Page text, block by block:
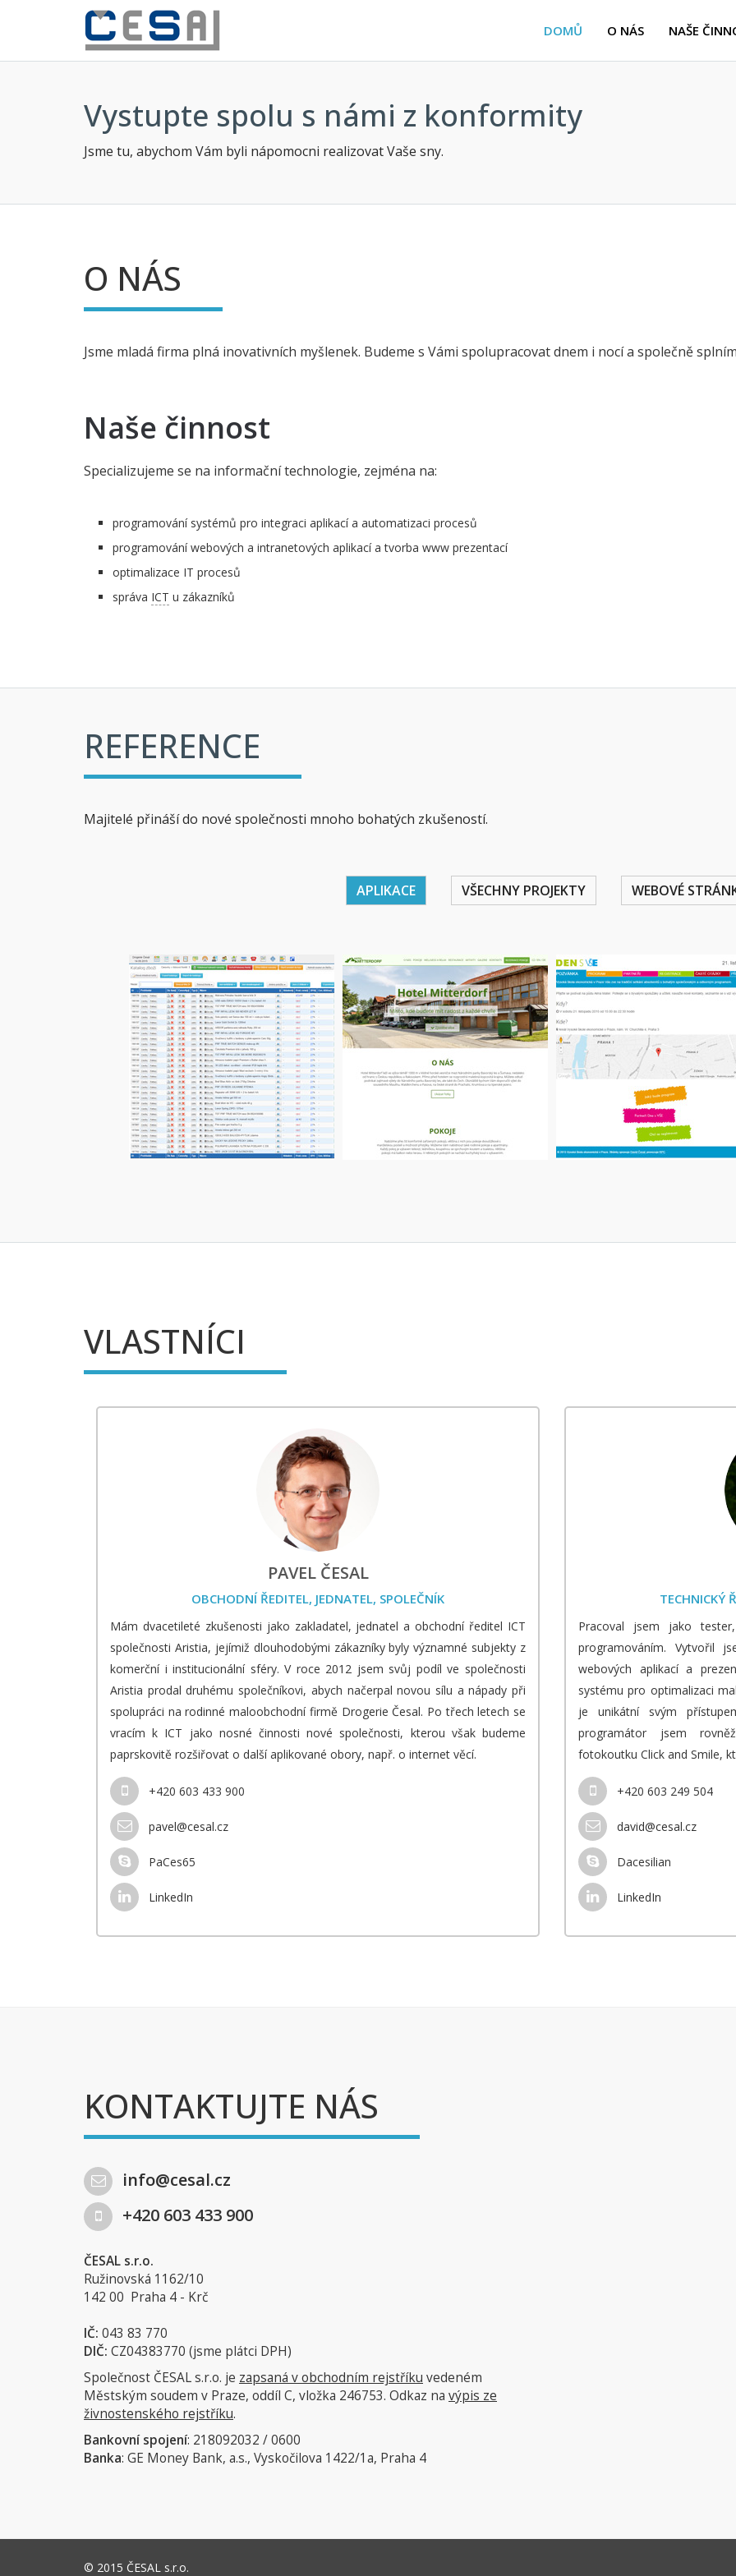
DOMŮ O NÁS NAŠE
Vystupte spolu s námi z konformity
Jsme tu, abychom Vám byli nápomocni realizovat Vaše sny.
O NÁS
Jsme mladá firma plná inovativních myšlenek. Budeme s Vámi spolupracovat dnem i nocí a společně
Naše činnost
Specializujeme se na informační technologie, zejména na:
programování systémů pro integraci aplikací a automatizaci procesů
programování webových a intranetových aplikací a tvorba www prezentací
optimalizace IT procesů
správa ICT u zákazníků
REFERENCE
Majitelé přináší do nové společnosti mnoho bohatých zkušeností.
APLIKACE VŠECHNY PROJEKTY WEBOVÉ
VLASTNÍCI
PAVEL ČESAL
OBCHODNÍ ŘEDITEL, JEDNATEL, SPOLEČNÍK
Mám dvacetileté zkušenosti jako zakladatel, jednatel a obchodní ředitel ICT
společnosti Aristia, jejímiž dlouhodobými zákazníky byly významné subjekty z
komerční i institucionální sféry. V roce 2012 jsem svůj podíl ve společnosti
Aristia prodal druhému společníkovi, abych načerpal novou sílu a nápady při
spolupráci na rodinné maloobchodní firmě Drogerie Česal. Po třech letech se
vracím k ICT jako nosné činnosti nové společnosti, kterou však budeme
paprskovitě rozšiřovat o další aplikované obory, např. o internet věcí.
+420 603 433 900
pavel@cesal.cz
PaCes65
LinkedIn
TECHNICKÝ
Pracoval jsem jako
programováním. Vytvořil
webových aplikací a
systému pro optimalizaci
je unikátní svým
programátor jsem
fotokoutku Click and Smile,
+420 603 249 504
david@cesal.cz
Dacesilian
LinkedIn
KONTAKTUJTE NÁS
info@cesal.cz
+420 603 433 900
ČESAL s.r.o.
Ružinovská 1162/10
142 00 Praha 4 - Krč
IČ: 043 83 770
DIČ: CZ04383770 (jsme plátci DPH)
Společnost ČESAL s.r.o. je zapsaná v obchodním rejstříku vedeném
Městským soudem v Praze, oddíl C, vložka 246753. Odkaz na výpis ze
živnostenského rejstříku.
Bankovní spojení: 218092032 / 0600
Banka: GE Money Bank, a.s., Vyskočilova 1422/1a, Praha 4
© 2015 ČESAL s.r.o.